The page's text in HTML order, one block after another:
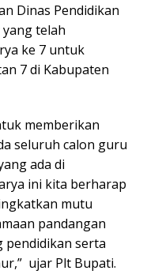
Dinas Pendidikan
telah
ke 7 untuk
7 di Kabupaten
memberikan
seluruh calon guru
ada di
ini kita berharap
mutu
pandangan
pendidikan serta
ujar Plt Bupati.